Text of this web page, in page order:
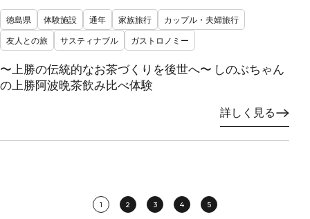
徳島県 体験施設 通年 家族旅行
カップル・夫婦旅行
友人との旅
サスティナブル ガストロノミー
〜上勝の伝統的なお茶づくりを後世へ〜 しのぶちゃん
の上勝阿波晩茶飲み比べ体験
詳しく見る
1 2 3 4 5